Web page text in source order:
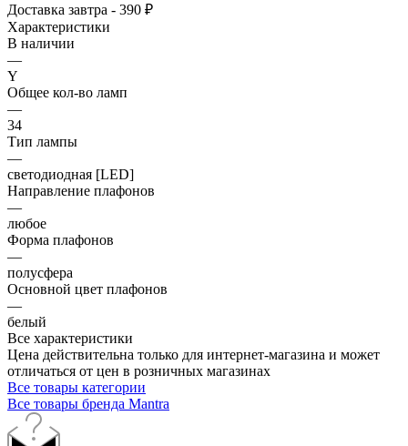
Доставка завтра - 390 ₽
Характеристики
В наличии
—
Y
Общее кол-во ламп
—
34
Тип лампы
—
светодиодная [LED]
Направление плафонов
—
любое
Форма плафонов
—
полусфера
Основной цвет плафонов
—
белый
Все характеристики
Цена действительна только для интернет-магазина и может
отличаться от цен в розничных магазинах
Все товары категории
Все товары бренда Mantra